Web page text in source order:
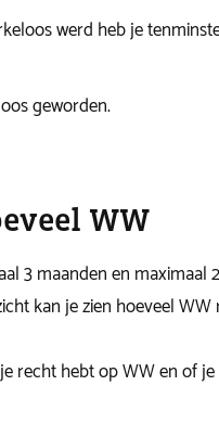
werd heb je
geworden.
WW
3 maanden en maximaal
kan je zien hoeveel
recht hebt op WW en of